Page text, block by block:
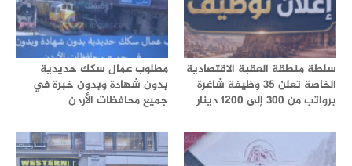
سلطة منطقة العقبة الاقتصادية
الخاصة تعلن 35 وظيفة شاغرة
برواتب من 300 إلى 1200 دينار
مطلوب عمال سكك حديدية
بدون شهادة وبدون خبرة في
جميع محافظات الأردن